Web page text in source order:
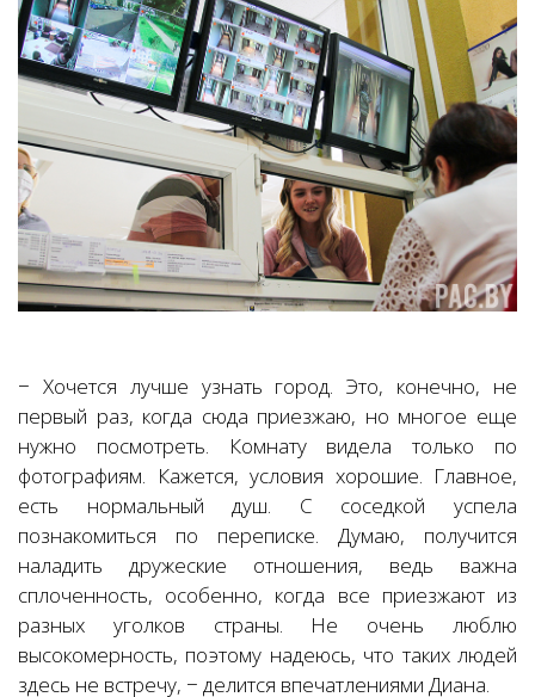
− Хочется лучше узнать город. Это, конечно, не
первый раз, когда сюда приезжаю, но многое еще
нужно посмотреть. Комнату видела только по
фотографиям. Кажется, условия хорошие. Главное,
есть нормальный душ. С соседкой успела
познакомиться по переписке. Думаю, получится
наладить дружеские отношения, ведь важна
сплоченность, особенно, когда все приезжают из
разных уголков страны. Не очень люблю
высокомерность, поэтому надеюсь, что таких людей
здесь не встречу, − делится впечатлениями Диана.